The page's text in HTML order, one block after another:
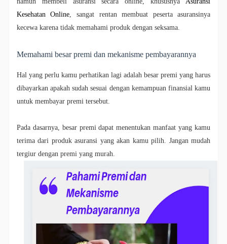
Kesehatan Online, sangat rentan membuat peserta asuransinya
kecewa karena tidak memahami produk dengan seksama.
Memahami besar premi dan mekanisme pembayarannya
Hal yang perlu kamu perhatikan lagi adalah besar premi yang harus
dibayarkan apakah sudah sesuai dengan kemampuan finansial kamu
untuk membayar premi tersebut.
Pada dasarnya, besar premi dapat menentukan manfaat yang kamu
terima dari produk asuransi yang akan kamu pilih. Jangan mudah
tergiur dengan premi yang murah.